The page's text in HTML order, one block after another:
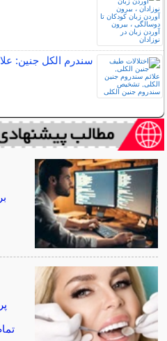
سندرم الکل جنین: